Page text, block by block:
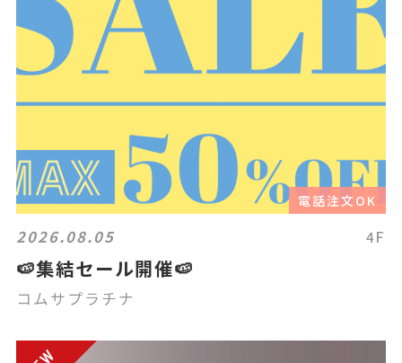
電話注文OK
2026.08.05 4F
🍉集結セール開催🍉
コムサプラチナ